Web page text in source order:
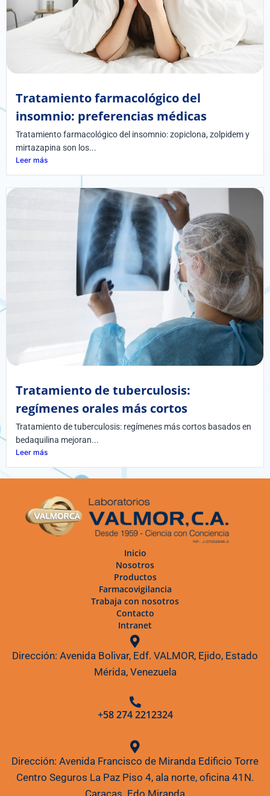
Tratamiento farmacológico del
insomnio: preferencias médicas
Tratamiento farmacológico del insomnio: zopiclona, zolpidem y
mirtazapina son los...
Leer más
Tratamiento de tuberculosis:
regímenes orales más cortos
Tratamiento de tuberculosis: regímenes más cortos basados en
bedaquilina mejoran...
Leer más
Inicio
Nosotros
Productos
Farmacovigilancia
Trabaja con nosotros
Contacto
Intranet
Dirección: Avenida Bolivar, Edf. VALMOR, Ejido, Estado
Mérida, Venezuela
+58 274 2212324
Dirección: Avenida Francisco de Miranda Edificio Torre
Centro Seguros La Paz Piso 4, ala norte, oficina 41N.
Caracas. Edo Miranda